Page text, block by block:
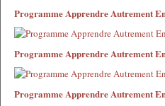
Programme Apprendre Autrement
Programme Apprendre Autrement
Programme Apprendre Autrement